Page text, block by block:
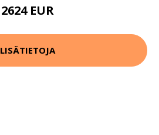
2624 EUR
LISÄTIETOJA